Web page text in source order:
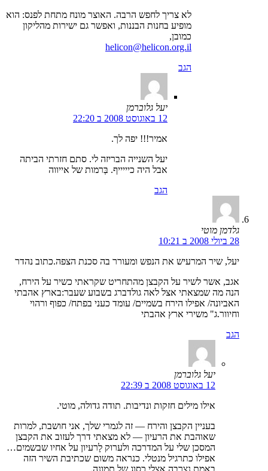
לא צריך לחפש הרבה. האוצר מונח מתחת לפנס: הוא
מופיע בחנות הבננות, ואפשר גם ישירות מהליקון
כמובן,
helicon@helicon.org.il
הגב
יעל גלוברמן
12 באוגוסט 2008 ב 22:20
אמיר!!! יפה לך.
יעל השנייה הבריזה לי. סתם חזרתי הביתה
אבל היה כיייייף. בְּרמות של אייווה
הגב
גלדמן מוטי
28 ביולי 2008 ב 10:21
יעל, שיר המרעיש את הנפש ומעורר בה סכנת הצפה.כתוב נהדר
אגב, אשר לשיר על הקבצן מהתחריט שקראתי כשיר על הירח,
הנה מה שמצאתי אצל לאה גולדברג בשבוע שעבר:בארץ אהבתי
האביונה/ אפילו הירח בשמיים/ עומד כעני בפתח/ כפוף ורהוי
וחיוור.ג" משירי ארץ אהבתי
הגב
יעל גלוברמן
12 באוגוסט 2008 ב 22:39
אילו מילים חזקות ונדיבות. תודה גדולה, מוטי.
בעניין הקבצן והירח — זה לגמרי שלך, אני חושבת, למרות
שאוהבת את הרעיון — לא מצאתי דרך לעזוב את הקבצן
המסכן שלי על המדרכה ולערוק לָרעיון על אחיו שבשמיִם…
אפילו כתרגיל מנטלי. כנראה משום שכתיבת השיר הזה
באמת נצרבה אצלי כסוג של תמונה.